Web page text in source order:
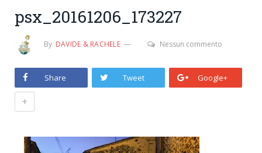
psx_20161206_173227
By DAVIDE & RACHELE Nessun commento
Share Tweet Google+
+